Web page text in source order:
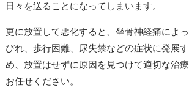
日々を送ることになってしまいます。
更に放置して悪化すると、坐骨神経痛によ
びれ、歩行困難、尿失禁などの症状に発展
め、放置はせずに原因を見つけて適切な治
お任せください。